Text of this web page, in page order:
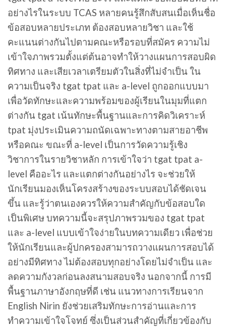
อย่างไรในระบบ TCAS หลายคนรู้สึกสับสนเมื่อเห็นชื่อ
ข้อสอบหลายประเภท ต้องสอบหลายวิชา และใช้
คะแนนต่างกันไปตามคณะหรือรอบที่สมัคร ความไม่
เข้าใจภาพรวมตั้งแต่ต้นอาจทำให้วางแผนการสอบผิด
ทิศทาง และเสียเวลาเตรียมตัวในสิ่งที่ไม่จำเป็น ใน
ความเป็นจริง tgat tpat และ a-level ถูกออกแบบมา
เพื่อวัดทักษะและความพร้อมของผู้เรียนในมุมที่แตก
ต่างกัน tgat เน้นทักษะพื้นฐานและการคิดวิเคราะห์
tpat มุ่งประเมินความถนัดเฉพาะทางตามสายอาชีพ
หรือคณะ ขณะที่ a-level เป็นการวัดความรู้เชิง
วิชาการในรายวิชาหลัก การเข้าใจว่า tgat tpat a-
level คืออะไร และแตกต่างกันอย่างไร จะช่วยให้
นักเรียนมองเห็นโครงสร้างของระบบสอบได้ชัดเจน
ขึ้น และรู้ว่าตนเองควรให้ความสำคัญกับข้อสอบใด
เป็นพิเศษ บทความนี้จะสรุปภาพรวมของ tgat tpat
และ a-level แบบเข้าใจง่ายในบทความเดียว เพื่อช่วย
ให้นักเรียนและผู้ปกครองสามารถวางแผนการสอบได้
อย่างมีทิศทาง ไม่ต้องสอบทุกอย่างโดยไม่จำเป็น และ
ลดความกังวลก่อนลงสนามสอบจริง นอกจากนี้ การมี
พื้นฐานภาษาอังกฤษที่ดี เช่น แนวทางการเรียนจาก
English Nirin ยังช่วยเสริมทักษะการอ่านและการ
ทำความเข้าใจโจทย์ ซึ่งเป็นส่วนสำคัญที่เกี่ยวข้องกับ